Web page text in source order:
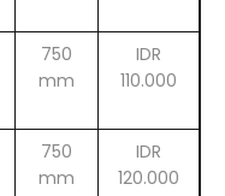
750
mm
IDR
110.000
750
mm
IDR
120.000